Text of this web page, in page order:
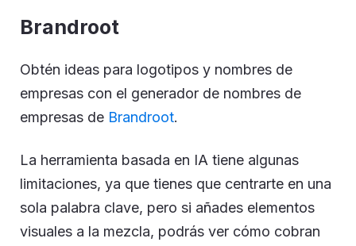
Brandroot
Obtén ideas para logotipos y nombres de
empresas con el generador de nombres de
empresas de Brandroot.
La herramienta basada en IA tiene algunas
limitaciones, ya que tienes que centrarte en una
sola palabra clave, pero si añades elementos
visuales a la mezcla, podrás ver cómo cobran